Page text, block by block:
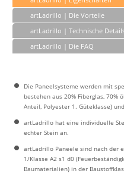
artLadrillo | Die Vorteile
artLadrillo | Technische
artLadrillo | Die FAQ
Die Paneelsysteme werden mit
bestehen aus 20% Fiberglas, 70%
Anteil, Polyester 1. Güteklasse)
artLadrillo hat eine individuelle
echter Stein an.
artLadrillo Paneele sind nach der
1/Klasse A2 s1 d0
Baumaterialien) in der